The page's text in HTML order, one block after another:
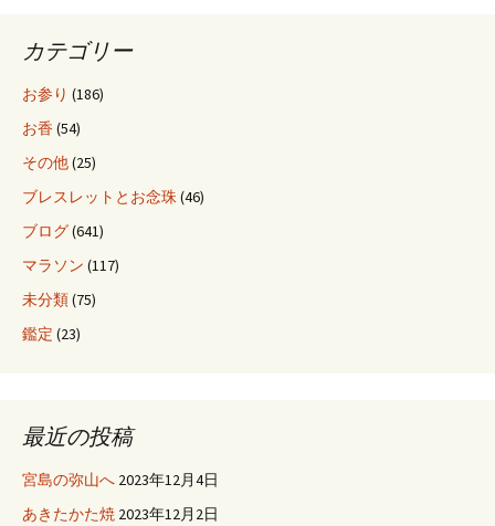
シ
ョ
ン
カテゴリー
お参り (186)
お香(54)
その他(25)
ブレスレットとお念珠(46)
ブログ(641)
マラソン (117)
未分類(75)
鑑定 (23)
最近の投稿
宮島の弥山へ 2023年12月4日
あきたかた焼 2023年12月2日